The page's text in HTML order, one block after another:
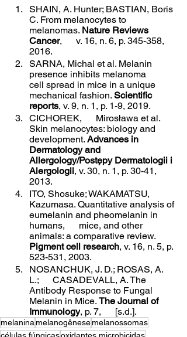
SHAIN, A. Hunter; BASTIAN, Boris
C. From melanocytes to
melanomas. Nature Reviews
Cancer,      v. 16, n. 6, p. 345-358,
2016.
SARNA, Michal et al. Melanin
presence inhibits melanoma
cell spread in mice in a unique
mechanical fashion. Scientific
reports, v. 9, n. 1, p. 1-9, 2019.
CICHOREK,      Mirosława et al.
Skin melanocytes: biology and
development. Advances in
Dermatology and
Allergology/Postępy Dermatologii i
Alergologii, v. 30, n. 1, p. 30-41,
2013.
ITO, Shosuke; WAKAMATSU,
Kazumasa. Quantitative analysis of
eumelanin and pheomelanin in
humans,      mice, and other
animals: a comparative review.
Pigment cell research, v. 16, n. 5, p.
523-531, 2003.
NOSANCHUK, J. D.; ROSAS, A.
L.;      CASADEVALL, A. The
Antibody Response to Fungal
Melanin in Mice. The Journal of
Immunology, p. 7,      [s.d.].
melaninamelanogênesemelanossomas
células fúngicasoxidantes microbicidas